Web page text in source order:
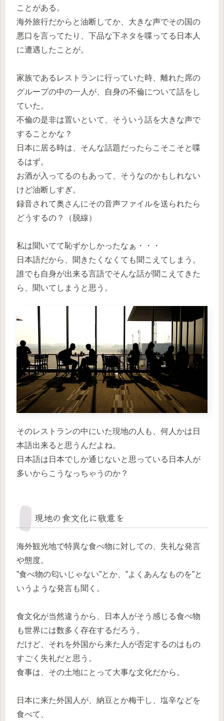
ことがある。
海外旅行だからと油断してか、大きな声でその国の
悪口を言ってたり、下品な下ネタを喋ってる日本人
に遭遇したことが。
家族であるレストランに行っていた時、離れた席の
グループの中の一人が、自身の不倫について話をし
ていた。
不倫の是非は置いといて、そういう話を大きな声で
することかな？
日本に居る時は、そんな話題だったらこそこそと喋
るはず。
お酒が入ってるのもあって、そうなのかもしれない
けど油断しすぎ。
録音されて奥さんにその音声ファイルを送られたら
どうするの？（脱線）
私は聞いてて恥ずかしかったなぁ・・・
日本語だから、聞きたくなくても聞こえてしまう。
誰でも自身が出来る言語でそんな話が聞こえてきた
ら、聞いてしまうと思う。
そのレストランの中にいた現地の人も、何人かは日
本語出来ると思うんだよね。
日本語は日本でしか通じないと思っている日本人が
多いからこうなっちゃうのか？
現地の食文化に敬意を
海外観光地で特異な食べ物に対しての、失礼な発言
や態度。
”食べ物の匂いじゃない”とか、”よくあんなものを”と
いうような発言も聞く。
食文化が当然違うから、日本人がそう感じる食べ物
も世界には数多く存在するだろう。
だけど、それを外国から来た人が否定するのはもの
すごく失礼だと思う。
食事は、その土地にとって大事な文化だから。
日本に来た外国人が、納豆とか梅干し、塩辛などを
食べて、